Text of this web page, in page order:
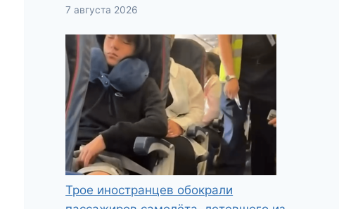
7 августа 2026
Трое иностранцев обокрали